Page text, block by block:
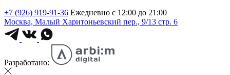
+7 (926) 919-91-36 Ежедневно с 12:00 до 21:00
Москва, Малый Харитоньевский пер., 9/13 стр. 6
Разработано: